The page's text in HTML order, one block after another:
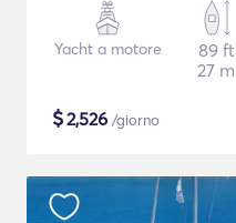
Yacht a motore
89 ft
27 m
$2,526 /giorno